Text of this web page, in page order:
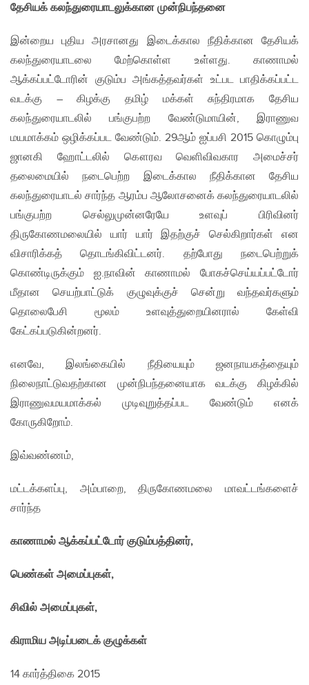
தேசியக் கலந்துரையாடலுக்கான முன்நிபந்தனை
இன்றைய புதிய அரசானது இடைக்கால நீதிக்கான தேசியக்
கலந்துரையாடலை மேற்கொள்ள உள்ளது. காணாமல்
ஆக்கப்பட்டோரின் குடும்ப அங்கத்தவர்கள் உட்பட பாதிக்கப்பட்ட
வடக்கு – கிழக்கு தமிழ் மக்கள் சுந்திரமாக தேசிய
கலந்துரையாடலில் பங்குபற்ற வேண்டுமாயின், இராணுவ
மயமாக்கம் ஒழிக்கப்பட வேண்டும். 29ஆம் ஐப்பசி 2015 கொழும்பு
ஜானகி ஹோட்டலில் கௌரவ வெளிவிவகார அமைச்சர்
தலைமையில் நடைபெற்ற இடைக்கால நீதிக்கான தேசிய
கலந்துரையாடல் சார்ந்த ஆரம்ப ஆலோசனைக் கலந்துரையாடலில்
பங்குபற்ற செல்லுமுன்னரேயே உளவுப் பிரிவினர்
திருகோணமலையில் யார் யார் இதற்குச் செல்கிறார்கள் என
விசாரிக்கத் தொடங்கிவிட்டனர். தற்போது நடைபெற்றுக்
கொண்டிருக்கும் ஐ.நாவின் காணாமல் போகச்செய்யப்பட்டோர்
மீதான செயற்பாட்டுக் குழுவுக்குச் சென்று வந்தவர்களும்
தொலைபேசி மூலம் உளவுத்துறையினரால் கேள்வி
கேட்கப்படுகின்றனர்.
எனவே, இலங்கையில் நீதியையும் ஜனநாயகத்தையும்
நிலைநாட்டுவதற்கான முன்நிபந்தனையாக வடக்கு கிழக்கில்
இராணுவமயமாக்கல் முடிவுறுத்தப்பட வேண்டும் எனக்
கோருகிறோம்.
இவ்வண்ணம்,
மட்டக்களப்பு, அம்பாறை, திருகோணமலை மாவட்டங்களைச்
சார்ந்த
காணாமல் ஆக்கப்பட்டோர் குடும்பத்தினர்,
பெண்கள் அமைப்புகள்,
சிவில் அமைப்புகள்,
கிராமிய அடிப்படைக் குழுக்கள்
14 கார்த்திகை 2015